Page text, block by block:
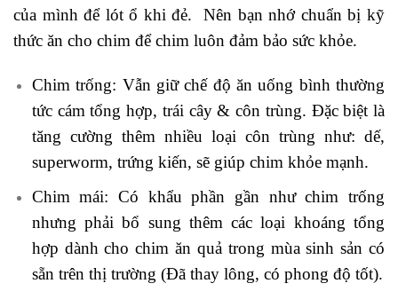
của mình để lót ổ khi đẻ. Nên bạn nhớ chuẩn bị kỹ
thức ăn cho chim để chim luôn đảm bảo sức khỏe.
Chim trống: Vẫn giữ chế độ ăn uống bình thường
tức cám tổng hợp, trái cây & côn trùng. Đặc biệt là
tăng cường thêm nhiều loại côn trùng như: dế,
superworm, trứng kiến, sẽ giúp chim khỏe mạnh.
Chim mái: Có khẩu phần gần như chim trống
nhưng phải bổ sung thêm các loại khoáng tổng
hợp dành cho chim ăn quả trong mùa sinh sản có
sẵn trên thị trường (Đã thay lông, có phong độ tốt).